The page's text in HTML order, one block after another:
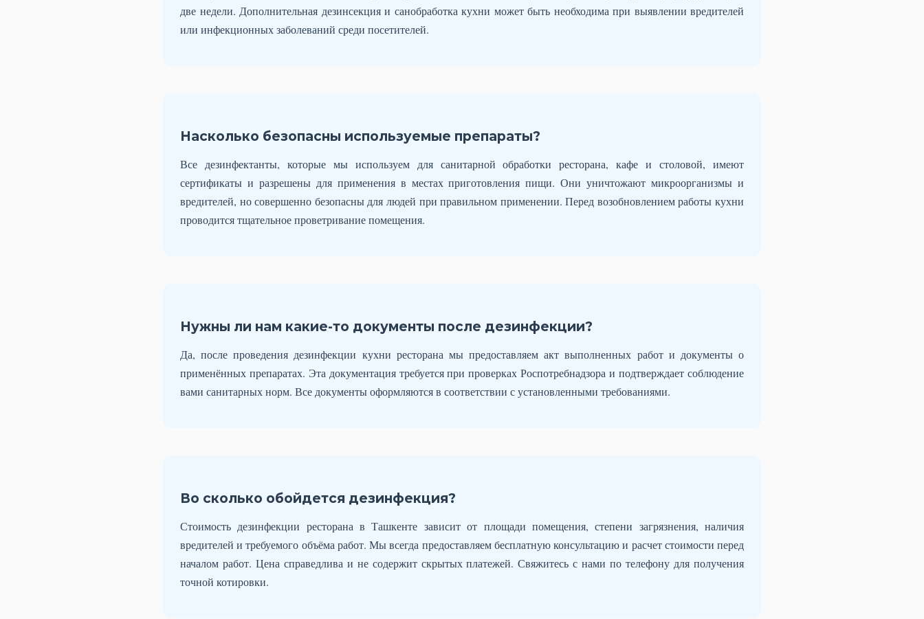
две недели. Дополнительная дезинсекция и санобработка кухни может быть необходима при выявлении вредителей
или инфекционных заболеваний среди посетителей.
Насколько безопасны используемые препараты?
Все дезинфектанты, которые мы используем для санитарной обработки ресторана, кафе и столовой, имеют
сертификаты и разрешены для применения в местах приготовления пищи. Они уничтожают микроорганизмы и
вредителей, но совершенно безопасны для людей при правильном применении. Перед возобновлением работы кухни
проводится тщательное проветривание помещения.
Нужны ли нам какие-то документы после дезинфекции?
Да, после проведения дезинфекции кухни ресторана мы предоставляем акт выполненных работ и документы о
применённых препаратах. Эта документация требуется при проверках Роспотребнадзора и подтверждает соблюдение
вами санитарных норм. Все документы оформляются в соответствии с установленными требованиями.
Во сколько обойдется дезинфекция?
Стоимость дезинфекции ресторана в Ташкенте зависит от площади помещения, степени загрязнения, наличия
вредителей и требуемого объёма работ. Мы всегда предоставляем бесплатную консультацию и расчет стоимости перед
началом работ. Цена справедлива и не содержит скрытых платежей. Свяжитесь с нами по телефону для получения
точной котировки.